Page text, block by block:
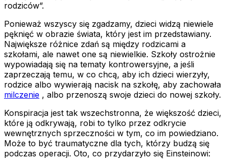
rodziców”.
Ponieważ wszyscy się zgadzamy, dzieci widzą niewiele
pęknięć w obrazie świata, który jest im przedstawiany.
Największe różnice zdań są między rodzicami a
szkołami, ale nawet one są niewielkie. Szkoły ostrożnie
wypowiadają się na tematy kontrowersyjne, a jeśli
zaprzeczają temu, w co chcą, aby ich dzieci wierzyły,
rodzice albo wywierają nacisk na szkołę, aby zachowała
milczenie , albo przenoszą swoje dzieci do nowej szkoły.
Konspiracja jest tak wszechstronna, że większość dzieci,
które ją odkrywają, robi to tylko przez odkrycie
wewnętrznych sprzeczności w tym, co im powiedziano.
Może to być traumatyczne dla tych, którzy budzą się
podczas operacji. Oto, co przydarzyło się Einsteinowi: